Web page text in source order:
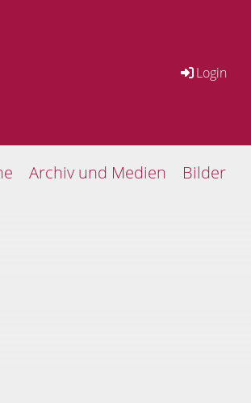
Login
Archiv und Medien Bilder